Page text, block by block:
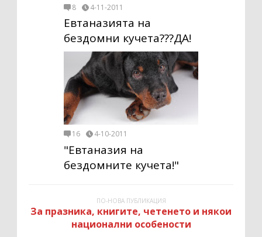
8 4-11-2011
Евтаназията на
бездомни кучета???ДА!
16 4-10-2011
"Евтаназия на
бездомните кучета!"
ПО-НОВА ПУБЛИКАЦИЯ
За празника, книгите, четенето и някои
национални особености